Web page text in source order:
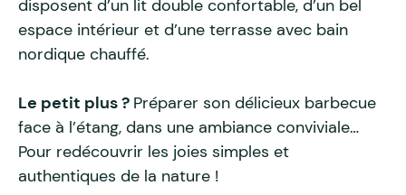
disposent d’un lit double confortable, d’un bel
espace intérieur et d’une terrasse avec bain
nordique chauffé.
Le petit plus ? Préparer son délicieux barbecue
face à l’étang, dans une ambiance conviviale…
Pour redécouvrir les joies simples et
authentiques de la nature !